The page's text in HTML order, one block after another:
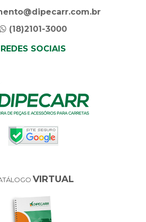
(18)2101-3000
REDES SOCIAIS
VIRTUAL